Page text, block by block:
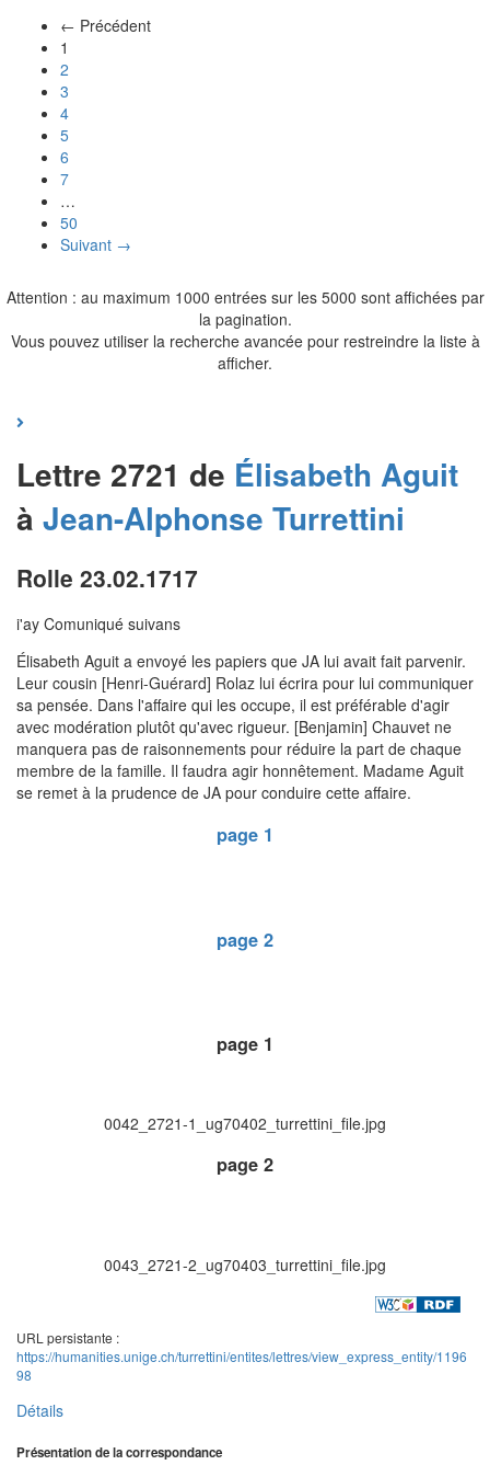
← Précédent
1
2
3
4
5
6
7
…
50
Suivant →
Attention : au maximum 1000 entrées sur les 5000 sont affichées par
la pagination.
Vous pouvez utiliser la recherche avancée pour restreindre la liste à
afficher.
Lettre 2721 de Élisabeth Aguit
à Jean-Alphonse Turrettini
Rolle 23.02.1717
i'ay Comuniqué suivans
Élisabeth Aguit a envoyé les papiers que JA lui avait fait parvenir.
Leur cousin [Henri-Guérard] Rolaz lui écrira pour lui communiquer
sa pensée. Dans l'affaire qui les occupe, il est préférable d'agir
avec modération plutôt qu'avec rigueur. [Benjamin] Chauvet ne
manquera pas de raisonnements pour réduire la part de chaque
membre de la famille. Il faudra agir honnêtement. Madame Aguit
se remet à la prudence de JA pour conduire cette affaire.
page 1
page 2
page 1
0042_2721-1_ug70402_turrettini_file.jpg
page 2
0043_2721-2_ug70403_turrettini_file.jpg
URL persistante :
https://humanities.unige.ch/turrettini/entites/lettres/view_express_entity/1196
98
Détails
Présentation de la correspondance